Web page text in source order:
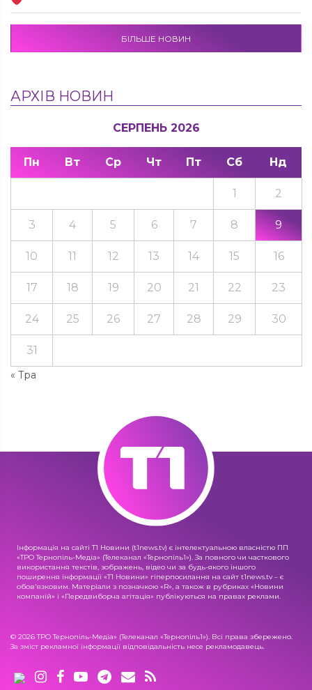
БІЛЬШЕ НОВИН
АРХІВ НОВИН
СЕРПЕНЬ 2026
Пн Вт Ср Чт Пт Сб Нд
« Тра
1 2
3 4 5 6 7 8 9
10 11 12 13 14 15 16
17 18 19 20 21 22 23
24 25 26 27 28 29 30
31
Інформація на сайті Т1 Новини (t1news.tv) є інтелектуальною власністю ПП
«ТРО Тернопіль-Медіа» (Телеканал «Тернопіль1»). За повного чи часткового
використання текстів, зображень, відео чи за будь-якого іншого
поширення інформації «Т1 Новини» гіперпосилання на сайт t1news.tv – є
обов'язковим. Матеріали з позначкою «R», а також в рубриках «Новини
компаній» і «Передвиборча агітація» публікуються на правах реклами.
© 2026 ТРО Тернопіль-Медіа» (Телеканал «Тернопіль1»). Всі права збережено.
За зміст рекламної інформації відповідальність несе рекламодавець.